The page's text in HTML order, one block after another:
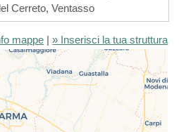
Cerreto, Ventasso
mappe |» Inserisci la tua struttura